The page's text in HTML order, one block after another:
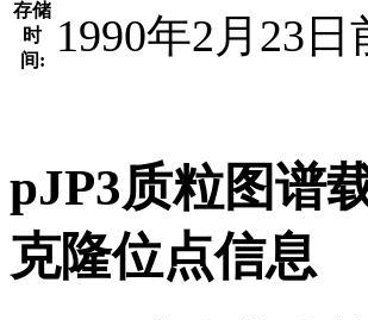
存储
时
间:
1990年2月23日
pJP3质粒图谱
克隆位点信息